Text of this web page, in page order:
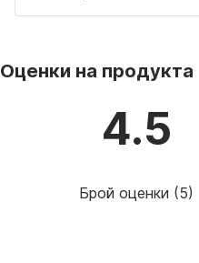
Оценки на продукта
4.5
Брой оценки (5)